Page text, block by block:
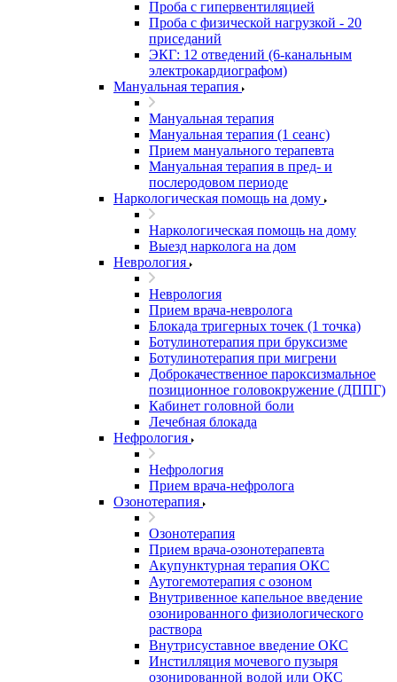
Проба с гипервентиляцией
Проба с физической нагрузкой - 20
приседаний
ЭКГ: 12 отведений (6-канальным
электрокардиографом)
Мануальная терапия
Мануальная терапия
Мануальная терапия (1 сеанс)
Прием мануального терапевта
Мануальная терапия в пред- и
послеродовом периоде
Наркологическая помощь на дому
Наркологическая помощь на дому
Выезд нарколога на дом
Неврология
Неврология
Прием врача-невролога
Блокада тригерных точек (1 точка)
Ботулинотерапия при бруксизме
Ботулинотерапия при мигрени
Доброкачественное пароксизмальное
позиционное головокружение (ДППГ)
Кабинет головной боли
Лечебная блокада
Нефрология
Нефрология
Прием врача-нефролога
Озонотерапия
Озонотерапия
Прием врача-озонотерапевта
Акупунктурная терапия ОКС
Аутогемотерапия с озоном
Внутривенное капельное введение
озонированного физиологического
раствора
Внутрисуставное введение ОКС
Инстилляция мочевого пузыря
озонированной водой или ОКС